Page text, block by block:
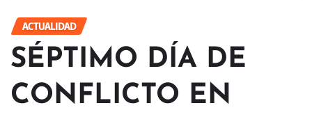
ACTUALIDAD
SÉPTIMO DÍA DE
CONFLICTO EN